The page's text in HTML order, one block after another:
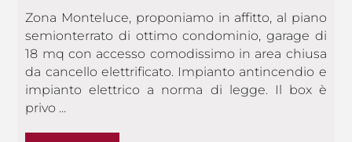
Zona Monteluce, proponiamo in affitto, al piano
semionterrato di ottimo condominio, garage di
18 mq con accesso comodissimo in area chiusa
da cancello elettrificato. Impianto antincendio e
impianto elettrico a norma di legge. Il box è
privo ...